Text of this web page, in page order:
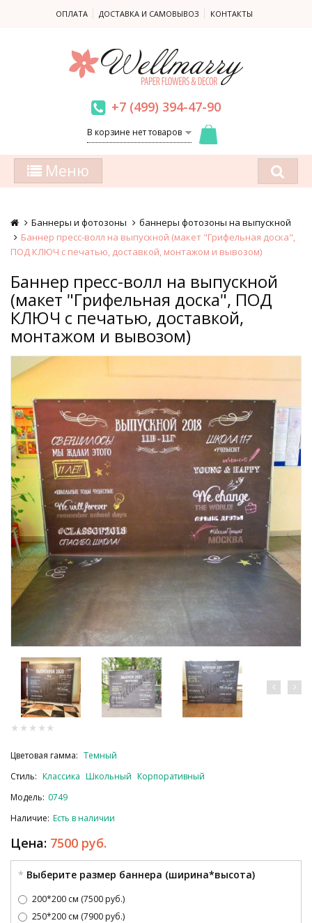
ОПЛАТА ДОСТАВКА И САМОВЫВОЗ КОНТАКТЫ
+7 (499) 394-47-90
В корзине нет товаров
Меню
Баннеры и фотозоны
баннеры фотозоны на выпускной
Баннер пресс-волл на выпускной (макет "Грифельная доска",
ПОД КЛЮЧ с печатью, доставкой, монтажом и вывозом)
Баннер пресс-волл на выпускной
(макет "Грифельная доска", ПОД
КЛЮЧ с печатью, доставкой,
монтажом и вывозом)
Цветовая гамма: Темный
Стиль: Классика Школьный Корпоративный
Модель: 0749
Наличие: Есть в наличии
Цена: 7500 руб.
Выберите размер баннера (ширина*высота)
200*200 см (7500 руб.)
250*200 см (7900 руб.)